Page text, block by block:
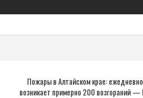
Пожары в Алтайском крае:
возникает примерно 200 возгораний —